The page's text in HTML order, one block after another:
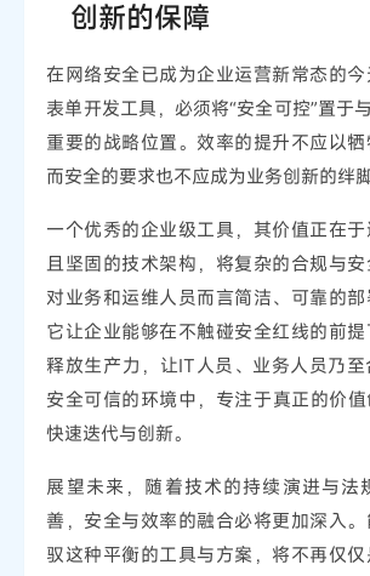
创新的保障
在网络安全已成为企业运营新常态的
表单开发工具，必须将“安全可控”置于
重要的战略位置。效率的提升不应以牺
而安全的要求也不应成为业务创新的绊脚
一个优秀的企业级工具，其价值正在
且坚固的技术架构，将复杂的合规与
对业务和运维人员而言简洁、可靠的部
它让企业能够在不触碰安全红线的前
释放生产力，让IT人员、业务人员乃
安全可信的环境中，专注于真正的价
快速迭代与创新。
展望未来，随着技术的持续演进与法
善，安全与效率的融合必将更加深入
驭这种平衡的工具与方案，将不再仅